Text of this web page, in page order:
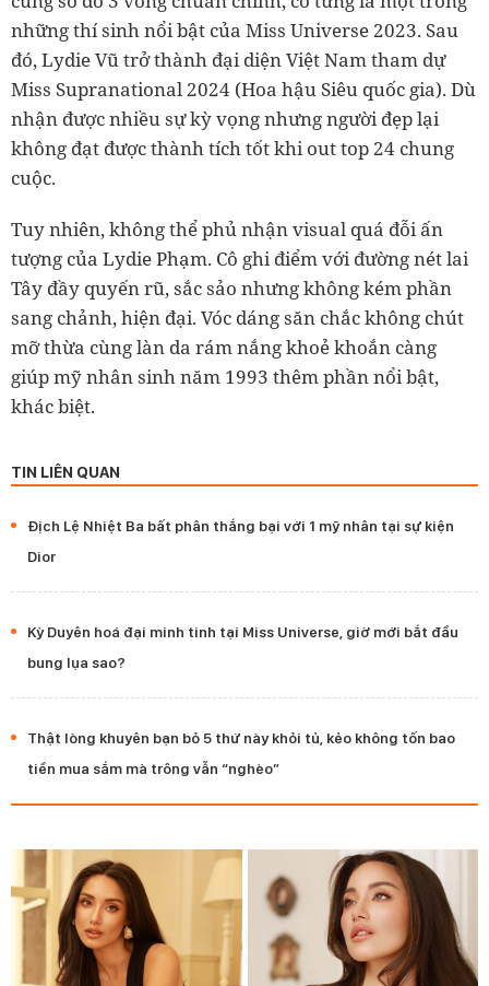
những thí sinh nổi bật của Miss Universe 2023. Sau
đó, Lydie Vũ trở thành đại diện Việt Nam tham dự
Miss Supranational 2024 (Hoa hậu Siêu quốc gia). Dù
nhận được nhiều sự kỳ vọng nhưng người đẹp lại
không đạt được thành tích tốt khi out top 24 chung
cuộc.
Tuy nhiên, không thể phủ nhận visual quá đỗi ấn
tượng của Lydie Phạm. Cô ghi điểm với đường nét lai
Tây đầy quyến rũ, sắc sảo nhưng không kém phần
sang chảnh, hiện đại. Vóc dáng săn chắc không chút
mỡ thừa cùng làn da rám nắng khoẻ khoắn càng
giúp mỹ nhân sinh năm 1993 thêm phần nổi bật,
khác biệt.
TIN LIÊN QUAN
Địch Lệ Nhiệt Ba bất phân thắng bại với 1 mỹ nhân tại sự kiện
Dior
Kỳ Duyên hoá đại minh tinh tại Miss Universe, giờ mới bắt đầu
bung lụa sao?
Thật lòng khuyên bạn bỏ 5 thứ này khỏi tủ, kẻo không tốn bao
tiền mua sắm mà trông vẫn “nghèo”